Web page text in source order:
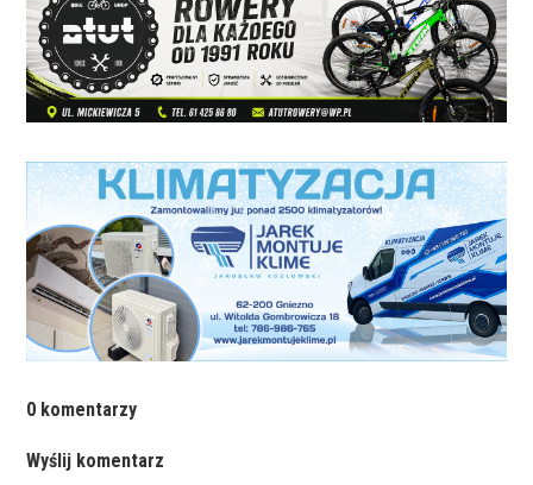
0 komentarzy
Wyślij komentarz